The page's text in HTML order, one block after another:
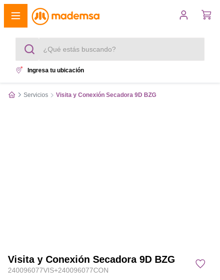
¿Qué estás buscando?
Ingresa tu ubicación
Servicios Visita y Conexión Secadora 9D BZG
Visita y Conexión Secadora 9D BZG
240096077VIS+240096077CON